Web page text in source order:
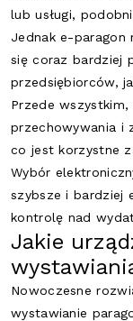
lub usługi,
Jednak e-paragon
się coraz bardziej
przedsiębiorców,
Przede
przechowywania i
co jest korzystne
Wybór
szybsze i bardziej
kontrolę nad
Jakie
Nowoczesne
wystawianie